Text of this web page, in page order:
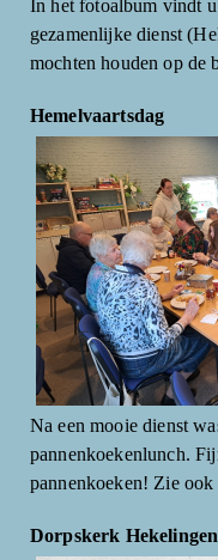
In het fotoalbum vindt
gezamenlijke dienst
mochten houden op de
Hemelvaartsdag
Na een mooie dienst
pannenkoekenlunch.
pannenkoeken! Zie
Dorpskerk